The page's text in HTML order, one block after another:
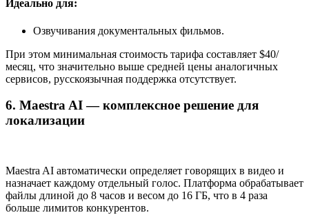
Идеально для:
Озвучивания документальных фильмов.
При этом минимальная стоимость тарифа составляет $40/
месяц, что значительно выше средней цены аналогичных
сервисов, русскоязычная поддержка отсутствует.
6. Maestra AI — комплексное решение для
локализации
Maestra AI автоматически определяет говорящих в видео и
назначает каждому отдельный голос. Платформа обрабатывает
файлы длиной до 8 часов и весом до 16 ГБ, что в 4 раза
больше лимитов конкурентов.